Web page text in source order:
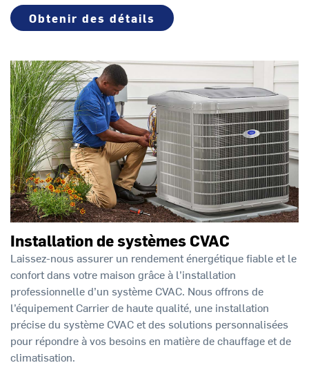
Obtenir des détails
Installation de systèmes CVAC
Laissez-nous assurer un rendement énergétique fiable et le
confort dans votre maison grâce à l’installation
professionnelle d’un système CVAC. Nous offrons de
l’équipement Carrier de haute qualité, une installation
précise du système CVAC et des solutions personnalisées
pour répondre à vos besoins en matière de chauffage et de
climatisation.